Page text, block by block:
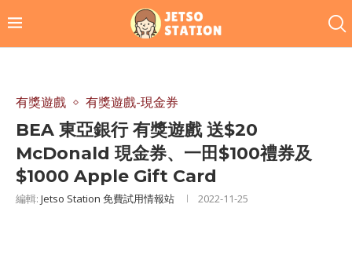
有獎遊戲 有獎遊戲-現金券
BEA 東亞銀行 有獎遊戲 送$20
McDonald 現金券、一田$100禮券及
$1000 Apple Gift Card
編輯: Jetso Station 免費試用情報站 2022-11-25